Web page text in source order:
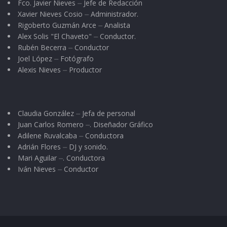
Dios en nuestro territorio de las pobrezas. Yo
no me dejaba pedía otro más.
Asistir a uno de los lugares más hechizantes
cuando era una orgia de comer, porque estaban
de metal para rociar en un cazo que hervía en
su capacidad para el chillido cuando ya estaban
listos para cazarlos y cortarlos y después
revolcarlos en una cama azucarada.
Fco. Javier Nieves ⏤ Jefe de Redacción
Xavier Nieves Cosio ⏤ Administrador.
Rigoberto Guzmán Arce ⏤ Analista
Alex Solis "El Chaveto" ⏤ Conductor.
Rubén Becerra ⏤ Conductor
Joel López ⏤ Fotógrafo
Alexis Nieves ⏤ Productor
Claudia González ⏤ Jefa de personal
Juan Carlos Romero ⏤. Diseñador Gráfico
Adilene Ruvalcaba ⏤ Conductora
Adrián Flores ⏤ DJ y sonido.
Mari Aguilar ⏤. Conductora
Iván Nieves ⏤ Conductor